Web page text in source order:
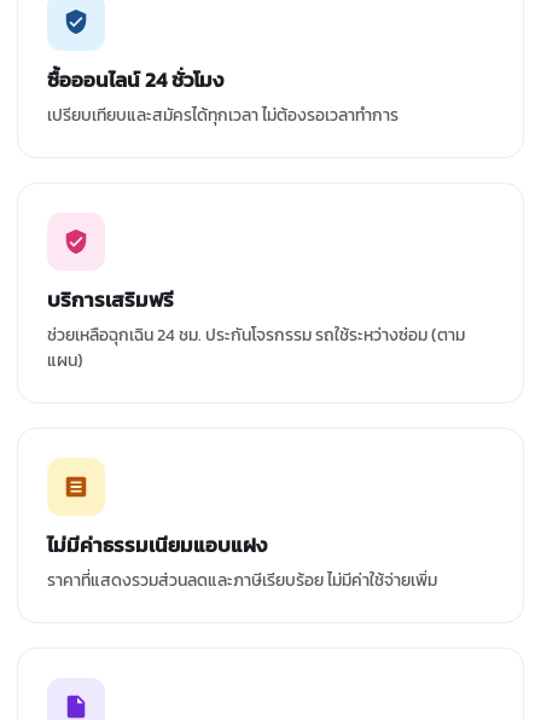
ซื้อออนไลน์ 24 ชั่วโมง
เปรียบเทียบและสมัครได้ทุกเวลา ไม่ต้องรอเวลาทำการ
บริการเสริมฟรี
ช่วยเหลือฉุกเฉิน 24 ชม. ประกันโจรกรรม รถใช้ระหว่างซ่อม (ตาม
แผน)
ไม่มีค่าธรรมเนียมแอบแฝง
ราคาที่แสดงรวมส่วนลดและภาษีเรียบร้อย ไม่มีค่าใช้จ่ายเพิ่ม